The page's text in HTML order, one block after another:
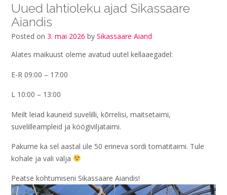
Uued lahtioleku ajad Sikassaare
Aiandis
Posted on 3. mai 2026 by Sikassaare Aiand
Alates maikuust oleme avatud uutel kellaaegadel:
E-R 09:00 – 17:00
L 10:00 – 13:00
Meilt leiad kauneid suvelilli, kõrrelisi, maitsetaimi,
suvelilleampleid ja köögiviljataimi.
Pakume ka sel aastal üle 50 erineva sordi tomatitaimi. Tule
kohale ja vali välja
Peatse kohtumiseni Sikassaare Aiandis!